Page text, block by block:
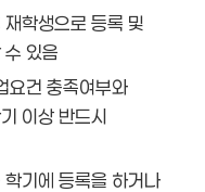
학생으로 등록 및
있음
요건 충족여부와
이상 반드시
기에 등록을 하거나